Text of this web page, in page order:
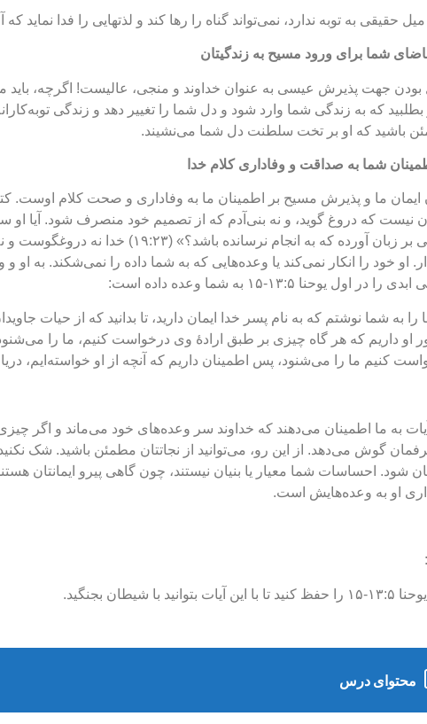
میل حقیقی به توبه ندارد، نمی‌تواند گناه را رها کند و لذتهایی را فدا
بودن جهت پذیرش عیسی به عنوان خداوند و منجی، عالیست! اگرچه، باید
بطلبید که به زندگی شما وارد شود و دل شما را تغییر دهد و زندگی
باشید که او بر تخت سلطنت دل شما می‌نشیند.
ایمان ما و پذیرش مسیح بر اطمینان ما به وفاداری و صحت کلام اوست.
نیست که دروغ گوید، و نه بنی‌آدم که از تصمیم خود منصرف شود. آیا او
کلامی بر زبان آورده که به انجام
او خود را انکار نمی‌کند یا وعده‌هایی که به شما داده را نمی‌شکند. به
را در اول یوحنا ۱۳:۵-۱۵ به شما وعده داده است:
را به شما نوشتم که به نام پسر خدا ایمان دارید، تا بدانید که از حیات
او داریم که هر گاه چیزی بر طبق ارادۀ وی درخواست کنیم، ما را
کنیم ما را می‌شنود، پس اطمینان داریم که آنچه از او خواسته‌ایم،
آیات به ما اطمینان می‌دهند که خداوند سر وعده‌های خود می‌ماند و اگر
گوش می‌دهد. از این رو، می‌توانید از نجاتتان مطمئن باشید. شک
شود. احساسات شما معیار یا بنیان نیستند، چون گاهی پیرو ایمانتان
او به وعده‌هایش است.
:
این آیات بتوانید با شیطان بجنگید.
محتوای درس